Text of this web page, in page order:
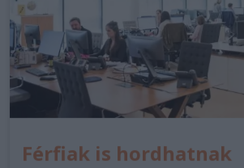
Férfiak is hordhatnak